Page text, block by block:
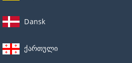
Dansk
ქართული